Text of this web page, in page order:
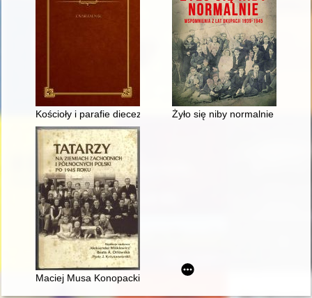
Kościoły i parafie diecezji ełckiej. (Cz. 9)Żyło się niby normalnie :
Maciej Musa Konopacki - wileński Tatar z Wybrzeża